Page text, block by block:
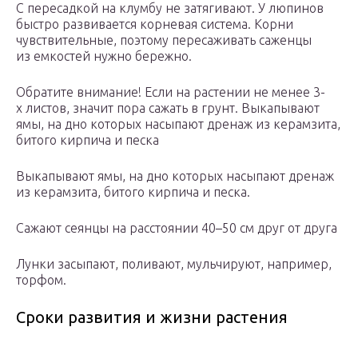
С пересадкой на клумбу не затягивают. У люпинов
быстро развивается корневая система. Корни
чувствительные, поэтому пересаживать саженцы
из емкостей нужно бережно.
Обратите внимание! Если на растении не менее 3-
х листов, значит пора сажать в грунт. Выкапывают
ямы, на дно которых насыпают дренаж из керамзита,
битого кирпича и песка
Выкапывают ямы, на дно которых насыпают дренаж
из керамзита, битого кирпича и песка.
Сажают сеянцы на расстоянии 40–50 см друг от друга
Лунки засыпают, поливают, мульчируют, например,
торфом.
Сроки развития и жизни растения